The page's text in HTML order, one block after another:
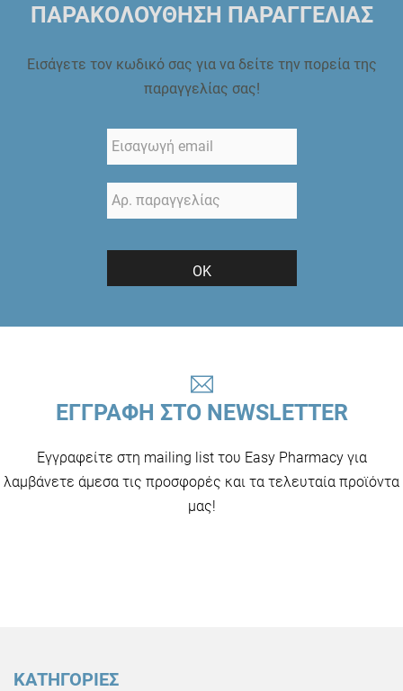
ΠΑΡΑΚΟΛΟΥΘΗΣΗ ΠΑΡΑΓΓΕΛΙΑΣ
Εισάγετε τον κωδικό σας για να δείτε την πορεία της
παραγγελίας σας!
ΟΚ
ΕΓΓΡΑΦΗ ΣΤΟ NEWSLETTER
Εγγραφείτε στη mailing list του Easy Pharmacy για
λαμβάνετε άμεσα τις προσφορές και τα τελευταία προϊόντα
μας!
ΚΑΤΗΓΟΡΙΕΣ